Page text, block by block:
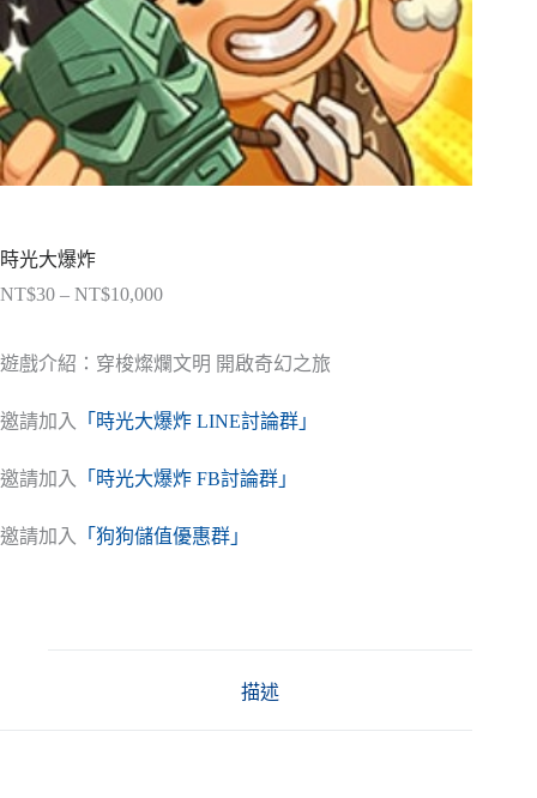
時光大爆炸
NT$30 – NT$10,000價
範
NT$30
到
遊戲介紹：穿梭燦爛文明 開啟奇幻之旅
邀請加入 「時光大爆炸 LINE討論群」
邀請加入 「時光大爆炸 FB討論群」
邀請加入 「狗狗儲值優惠群」
描述